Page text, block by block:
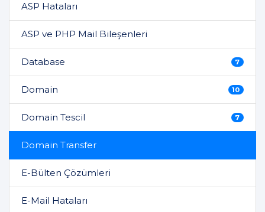
ASP Hataları
ASP ve PHP Mail Bileşenleri
Database 7
Domain 10
Domain Tescil 7
Domain Transfer
E-Bülten Çözümleri
E-Mail Hataları